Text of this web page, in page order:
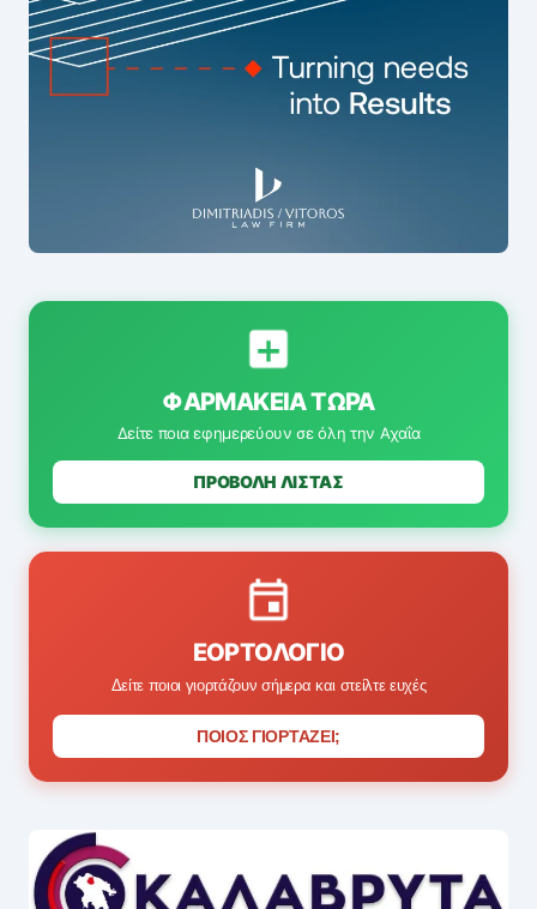
ΦΑΡΜΑΚΕΊΑ ΤΏΡΑ
Δείτε ποια εφημερεύουν σε όλη την Αχαΐα
ΠΡΟΒΟΛΗ ΛΙΣΤΑΣ
ΕΟΡΤΟΛΌΓΙΟ
Δείτε ποιοι γιορτάζουν σήμερα και στείλτε ευχές
ΠΟΙΟΣ ΓΙΟΡΤΑΖΕΙ;